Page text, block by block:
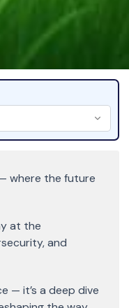
where the future
at the
and
— it’s a deep dive